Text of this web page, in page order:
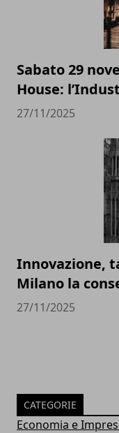
Sabato 29
House:
27/11/2025
Innovazione,
Milano la
27/11/2025
CATEGORIE
Economia e